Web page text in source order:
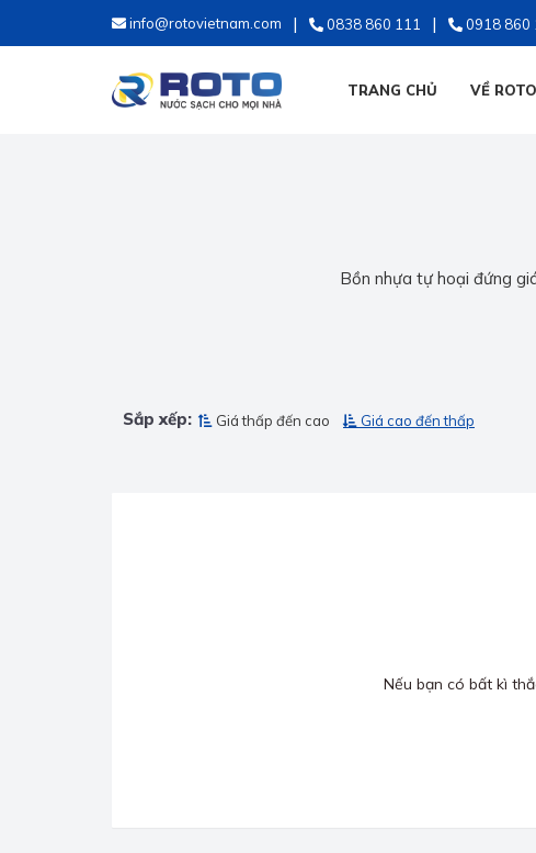
info@rotovietnam.com 0838 860 111 0918 860
TRANG CHỦ VỀ
Bồn nhựa tự hoại đứng
Sắp xếp: Giá thấp đến cao Giá cao đến thấp
Nếu bạn có bất kì